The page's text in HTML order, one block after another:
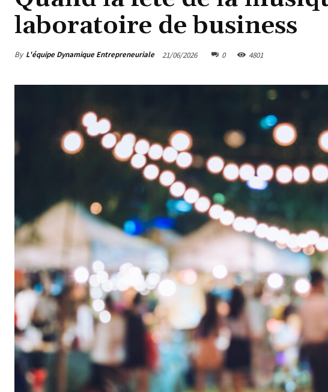
laboratoire de business
By L'équipe Dynamique Entrepreneuriale 21/06/2026 0 4801